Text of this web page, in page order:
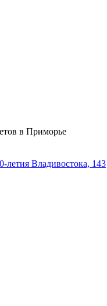
в Приморье
летия Владивостока, 143